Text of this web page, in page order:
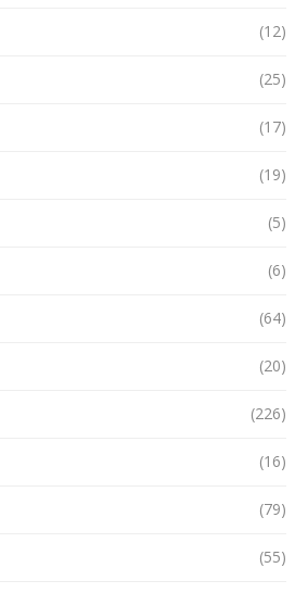
(12)
(25)
(17)
(19)
(5)
(6)
(64)
(20)
(226)
(16)
(79)
(55)